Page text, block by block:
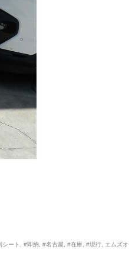
シート #即納 #名古屋 #在庫 #現行 エムズオ